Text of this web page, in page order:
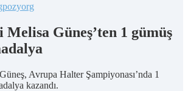
pozyorg
Güneş’ten 1 gümüş
Avrupa Halter Şampiyonası’nda 1
kazandı.